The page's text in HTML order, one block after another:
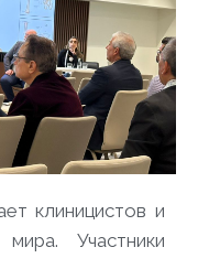
клиницистов и
Участники